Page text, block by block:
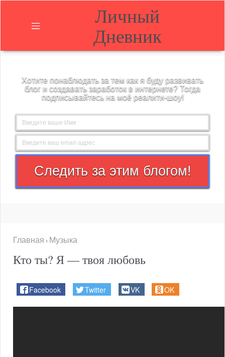
О
блоге
Блог
Контакты
Личный
Дневник
Хотите понаблюдать за тем как я буду развивать
блог и создавать заработок в интернете? Тогда
подписывайтесь на моё реалити-шоу!
Главная › Музыка
Кто ты? Я — твоя любовь
Facebook Twitter VK OK